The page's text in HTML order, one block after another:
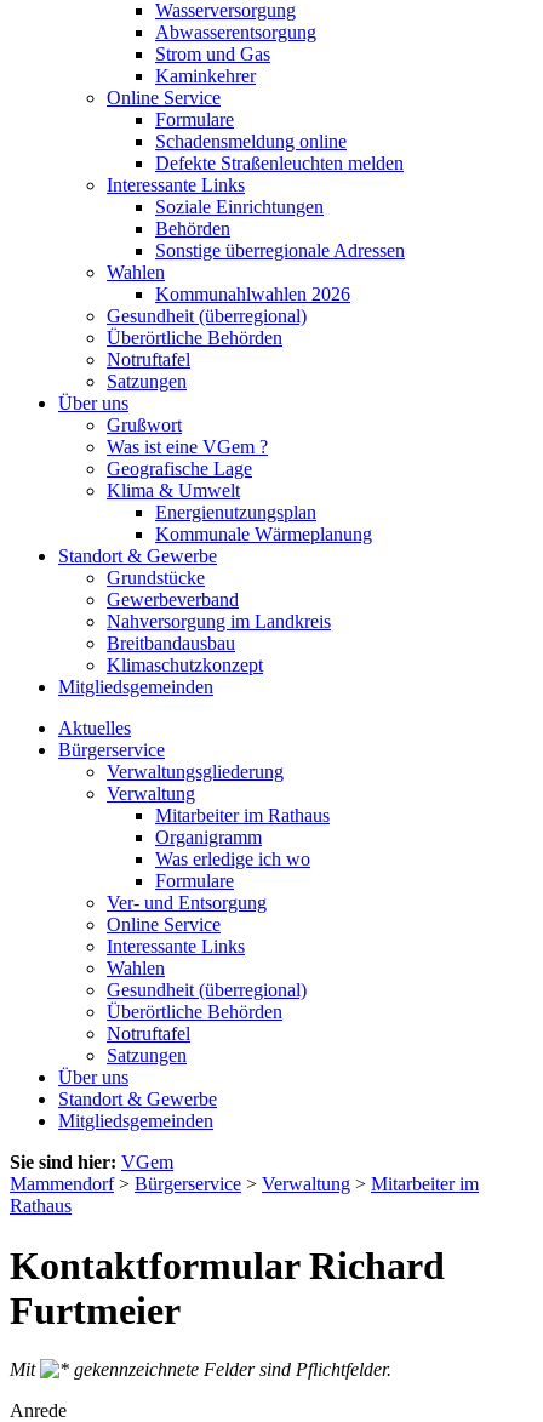
Wasserversorgung
Abwasserentsorgung
Strom und Gas
Kaminkehrer
Online Service
Formulare
Schadensmeldung online
Defekte Straßenleuchten melden
Interessante Links
Soziale Einrichtungen
Behörden
Sonstige überregionale Adressen
Wahlen
Kommunahlwahlen 2026
Gesundheit (überregional)
Überörtliche Behörden
Notruftafel
Satzungen
Über uns
Grußwort
Was ist eine VGem ?
Geografische Lage
Klima & Umwelt
Energienutzungsplan
Kommunale Wärmeplanung
Standort & Gewerbe
Grundstücke
Gewerbeverband
Nahversorgung im Landkreis
Breitbandausbau
Klimaschutzkonzept
Mitgliedsgemeinden
Aktuelles
Bürgerservice
Verwaltungsgliederung
Verwaltung
Mitarbeiter im Rathaus
Organigramm
Was erledige ich wo
Formulare
Ver- und Entsorgung
Online Service
Interessante Links
Wahlen
Gesundheit (überregional)
Überörtliche Behörden
Notruftafel
Satzungen
Über uns
Standort & Gewerbe
Mitgliedsgemeinden
Sie sind hier: VGem
Mammendorf> Bürgerservice > Verwaltung > Mitarbeiter im
Rathaus
Kontaktformular Richard
Furtmeier
Mit
gekennzeichnete Felder sind Pflichtfelder.
Anrede